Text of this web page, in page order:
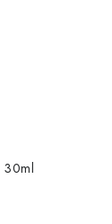
30ml